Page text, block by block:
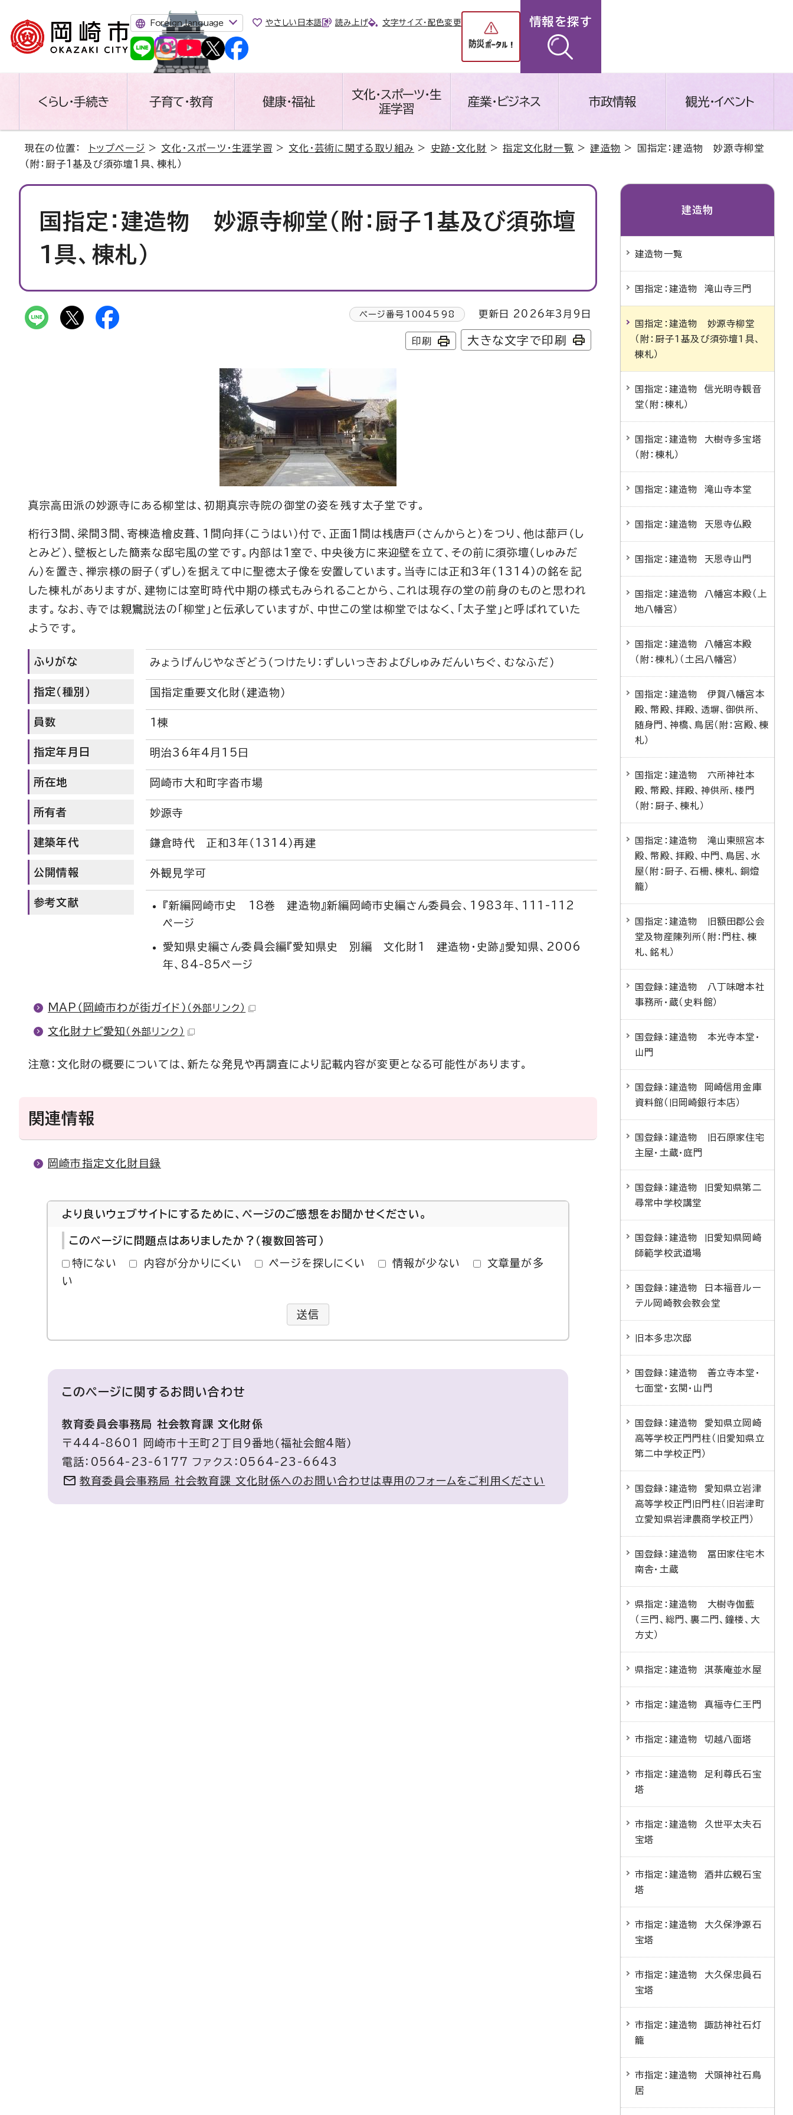
Foreign language やさしい日本語 読み上げ 文字サイズ・配色変更 情報を探す
くらし・手続き 子育て・教育 健康・福祉
文化・スポーツ・生
涯学習
産業・ビジネス 市政情報 観光・イベント
現在の位置： トップページ > 文化・スポーツ・生涯学習 > 文化・芸術に関する取り組み > 史跡・文化財 >指定文化財一覧 >建造物 > 国指定：建造物 妙源寺柳堂
（附：厨子1基及び須弥壇1具、棟札）
国指定：建造物 妙源寺柳堂（附：厨子1基及び須弥壇
1具、棟札）
ページ番号 1004598 更新日 2026年3月9日
印刷 大きな文字で印刷
真宗高田派の妙源寺にある柳堂は、初期真宗寺院の御堂の姿を残す太子堂です。
桁行3間、梁間3間、寄棟造檜皮葺、1間向拝（こうはい）付で、正面1間は桟唐戸（さんからと）をつり、他は蔀戸（し
とみど）、壁板とした簡素な邸宅風の堂です。内部は1室で、中央後方に来迎壁を立て、その前に須弥壇（しゅみだ
ん）を置き、禅宗様の厨子（ずし）を据えて中に聖徳太子像を安置しています。当寺には正和3年（1314）の銘を記
した棟札がありますが、建物には室町時代中期の様式もみられることから、これは現存の堂の前身のものと思われ
ます。なお、寺では親鸞説法の「柳堂」と伝承していますが、中世この堂は柳堂ではなく、「太子堂」と呼ばれていた
ようです。
ふりがな みょうげんじやなぎどう（つけたり：ずしいっきおよびしゅみだんいちぐ、むなふだ）
指定（種別） 国指定重要文化財（建造物）
員数 1棟
指定年月日 明治36年4月15日
所在地 岡崎市大和町字沓市場
所有者 妙源寺
建築年代 鎌倉時代 正和3年（1314）再建
公開情報 外観見学可
参考文献
『新編岡崎市史 18巻 建造物』新編岡崎市史編さん委員会、1983年、111-112
ページ
愛知県史編さん委員会編『愛知県史 別編 文化財1 建造物・史跡』愛知県、2006
年、84-85ページ
MAP（岡崎市わが街ガイド） （外部リンク）
文化財ナビ愛知 （外部リンク）
注意：文化財の概要については、新たな発見や再調査により記載内容が変更となる可能性があります。
関連情報
岡崎市指定文化財目録
より良いウェブサイトにするために、ページのご感想をお聞かせください。
このページに問題点はありましたか？（複数回答可）
特にない 内容が分かりにくい ページを探しにくい 情報が少ない
文章量が多
い
送信
このページに関するお問い合わせ
教育委員会事務局 社会教育課 文化財係
〒444-8601 岡崎市十王町2丁目9番地（福祉会館4階）
電話：0564-23-6177 ファクス：0564-23-6643
教育委員会事務局 社会教育課 文化財係へのお問い合わせは専用のフォームをご利用ください
建造物
建造物一覧
国指定：建造物 滝山寺三門
国指定：建造物 妙源寺柳堂
（附：厨子1基及び須弥壇1具、
棟札）
国指定：建造物 信光明寺観音
堂（附：棟札）
国指定：建造物 大樹寺多宝塔
（附：棟札）
国指定：建造物 滝山寺本堂
国指定：建造物 天恩寺仏殿
国指定：建造物 天恩寺山門
国指定：建造物 八幡宮本殿（上
地八幡宮）
国指定：建造物 八幡宮本殿
（附：棟札）（土呂八幡宮）
国指定：建造物 伊賀八幡宮本
殿、幣殿、拝殿、透塀、御供所、
随身門、神橋、鳥居（附：宮殿、棟
札）
国指定：建造物 六所神社本
殿、幣殿、拝殿、神供所、楼門
（附：厨子、棟札）
国指定：建造物 滝山東照宮本
殿、幣殿、拝殿、中門、鳥居、水
屋（附：厨子、石柵、棟札、銅燈
籠）
国指定：建造物 旧額田郡公会
堂及物産陳列所（附：門柱、棟
札、銘札）
国登録：建造物 八丁味噌本社
事務所・蔵（史料館）
国登録：建造物 本光寺本堂・
山門
国登録：建造物 岡崎信用金庫
資料館（旧岡崎銀行本店）
国登録：建造物 旧石原家住宅
主屋・土蔵・庭門
国登録：建造物 旧愛知県第二
尋常中学校講堂
国登録：建造物 旧愛知県岡崎
師範学校武道場
国登録：建造物 日本福音ルー
テル岡崎教会教会堂
旧本多忠次邸
国登録：建造物 善立寺本堂・
七面堂・玄関・山門
国登録：建造物 愛知県立岡崎
高等学校正門門柱（旧愛知県立
第二中学校正門）
国登録：建造物 愛知県立岩津
高等学校正門旧門柱（旧岩津町
立愛知県岩津農商学校正門）
国登録：建造物 冨田家住宅木
南舎・土蔵
県指定：建造物 大樹寺伽藍
（三門、総門、裏二門、鐘楼、大
方丈）
県指定：建造物 淇菉庵並水屋
市指定：建造物 真福寺仁王門
市指定：建造物 切越八面塔
市指定：建造物 足利尊氏石宝
塔
市指定：建造物 久世平太夫石
宝塔
市指定：建造物 酒井広親石宝
塔
市指定：建造物 大久保浄源石
宝塔
市指定：建造物 大久保忠員石
宝塔
市指定：建造物 諏訪神社石灯
籠
市指定：建造物 犬頭神社石鳥
居